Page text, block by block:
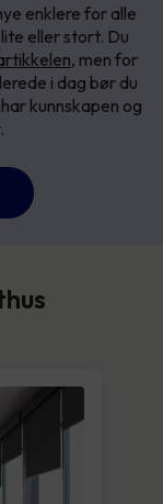
enklere for alle
eller stort. Du
, men for
i dag bør du
kunnskapen og